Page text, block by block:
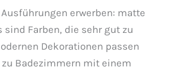
erwerben: matte
sind Farben, die sehr gut zu
Dekorationen passen
Badezimmern mit einem